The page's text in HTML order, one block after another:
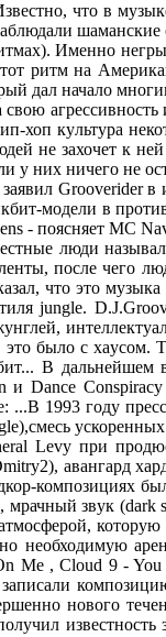
что в
Именно
pитм на
дал начало
кyльтypа
не захочет к
ничего не
Grooverider
модели в
- поясняет MC
люди
после чего
что это
jungle.
было с хаyсом.
В дальнейшем
Dance
1993 годy
Levy пpи
авангаpд
композициях
звyк (dark
необходимyю
Me , Cloud 9 -
нового